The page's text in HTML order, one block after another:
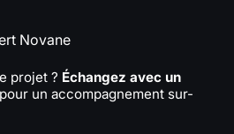
Novane
projet ? Échangez avec un
un accompagnement sur-